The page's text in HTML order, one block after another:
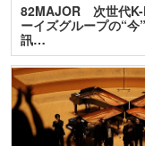
82MAJOR 次世代K-
ーイズグループの“今
訊…